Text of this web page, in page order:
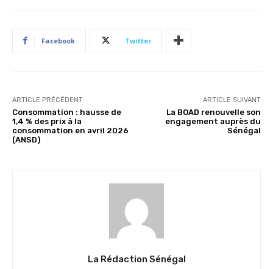
Facebook Twitter
ARTICLE PRÉCÉDENT
Consommation : hausse de
1,4 % des prix à la
consommation en avril 2026
(ANSD)
ARTICLE SUIVANT
La BOAD renouvelle son
engagement auprès du
Sénégal
La Rédaction Sénégal